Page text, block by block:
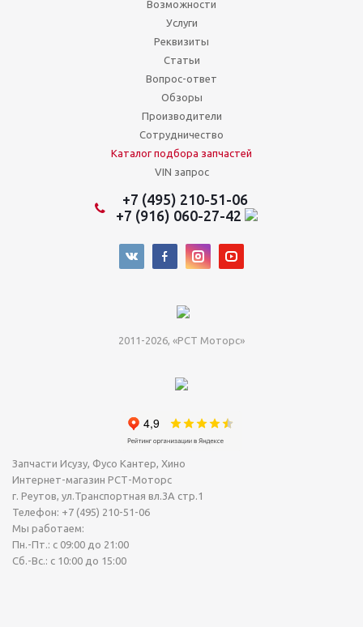
Возможности
Услуги
Реквизиты
Статьи
Вопрос-ответ
Обзоры
Производители
Сотрудничество
Каталог подбора запчастей
VIN запрос
+7 (495) 210-51-06
+7 (916) 060-27-42
2011-2026, «РСТ Моторс»
Запчасти Исузу, Фусо Кантер, Хино
Интернет-магазин РСТ-Моторс
г. Реутов, ул.Транспортная вл.3А стр.1
Телефон: +7 (495) 210-51-06
Мы работаем:
Пн.-Пт.: с 09:00 до 21:00
Сб.-Вс.: с 10:00 до 15:00